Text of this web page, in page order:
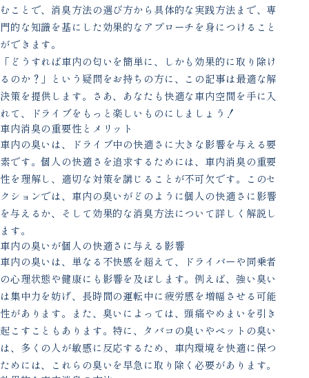
むことで、消臭方法の選び方から具体的な実践方法まで、専
門的な知識を基にした効果的なアプローチを身につけること
ができます。
「どうすれば車内の匂いを簡単に、しかも効果的に取り除け
るのか？」という疑問をお持ちの方に、この記事は最適な解
決策を提供します。さあ、あなたも快適な車内空間を手に入
れて、ドライブをもっと楽しいものにしましょう！
車内消臭の重要性とメリット
車内の臭いは、ドライブ中の快適さに大きな影響を与える要
素です。個人の快適さを追求するためには、車内消臭の重要
性を理解し、適切な対策を講じることが不可欠です。このセ
クションでは、車内の臭いがどのように個人の快適さに影響
を与えるか、そして効果的な消臭方法について詳しく解説し
ます。
車内の臭いが個人の快適さに与える影響
車内の臭いは、単なる不快感を超えて、ドライバーや同乗者
の心理状態や健康にも影響を及ぼします。例えば、強い臭い
は集中力を妨げ、長時間の運転中に疲労感を増幅させる可能
性があります。また、臭いによっては、頭痛やめまいを引き
起こすこともあります。特に、タバコの臭いやペットの臭い
は、多くの人が敏感に反応するため、車内環境を快適に保つ
ためには、これらの臭いを早急に取り除く必要があります。